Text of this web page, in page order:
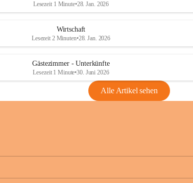
Lesezeit 1 Minute•28. Jan. 2026
Wirtschaft
Lesezeit 2 Minuten•28. Jan. 2026
Gästezimmer - Unterkünfte
Lesezeit 1 Minute•30. Juni 2026
Alle Artikel sehen